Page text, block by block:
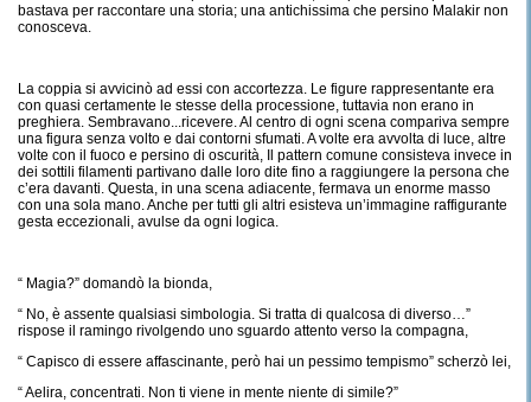
bastava per raccontare una storia; una antichissima che persino Malakir non
conosceva.
La coppia si avvicinò ad essi con accortezza. Le figure rappresentante era
con quasi certamente le stesse della processione, tuttavia non erano in
preghiera. Sembravano...ricevere. Al centro di ogni scena compariva sempre
una figura senza volto e dai contorni sfumati. A volte era avvolta di luce, altre
volte con il fuoco e persino di oscurità, Il pattern comune consisteva invece in
dei sottili filamenti partivano dalle loro dite fino a raggiungere la persona che
c’era davanti. Questa, in una scena adiacente, fermava un enorme masso
con una sola mano. Anche per tutti gli altri esisteva un’immagine raffigurante
gesta eccezionali, avulse da ogni logica.
“ Magia?” domandò la bionda,
“ No, è assente qualsiasi simbologia. Si tratta di qualcosa di diverso…”
rispose il ramingo rivolgendo uno sguardo attento verso la compagna,
“ Capisco di essere affascinante, però hai un pessimo tempismo” scherzò lei,
“ Aelira, concentrati. Non ti viene in mente niente di simile?”